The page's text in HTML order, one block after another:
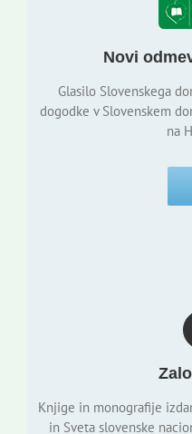
Novi
Glasilo Slovenskega
dogodke v Slovenskem
na
Knjige in monografije
in Sveta slovenske